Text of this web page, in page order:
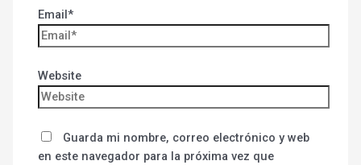
Email*
Website
Guarda mi nombre, correo electrónico y web
en este navegador para la próxima vez que